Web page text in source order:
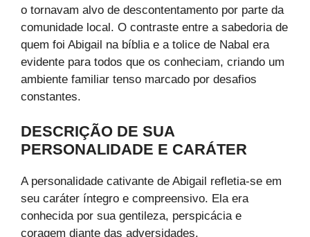
o tornavam alvo de descontentamento por parte da
comunidade local. O contraste entre a sabedoria de
quem foi Abigail na bíblia e a tolice de Nabal era
evidente para todos que os conheciam, criando um
ambiente familiar tenso marcado por desafios
constantes.
DESCRIÇÃO DE SUA
PERSONALIDADE E CARÁTER
A personalidade cativante de Abigail refletia-se em
seu caráter íntegro e compreensivo. Ela era
conhecida por sua gentileza, perspicácia e
coragem diante das adversidades.